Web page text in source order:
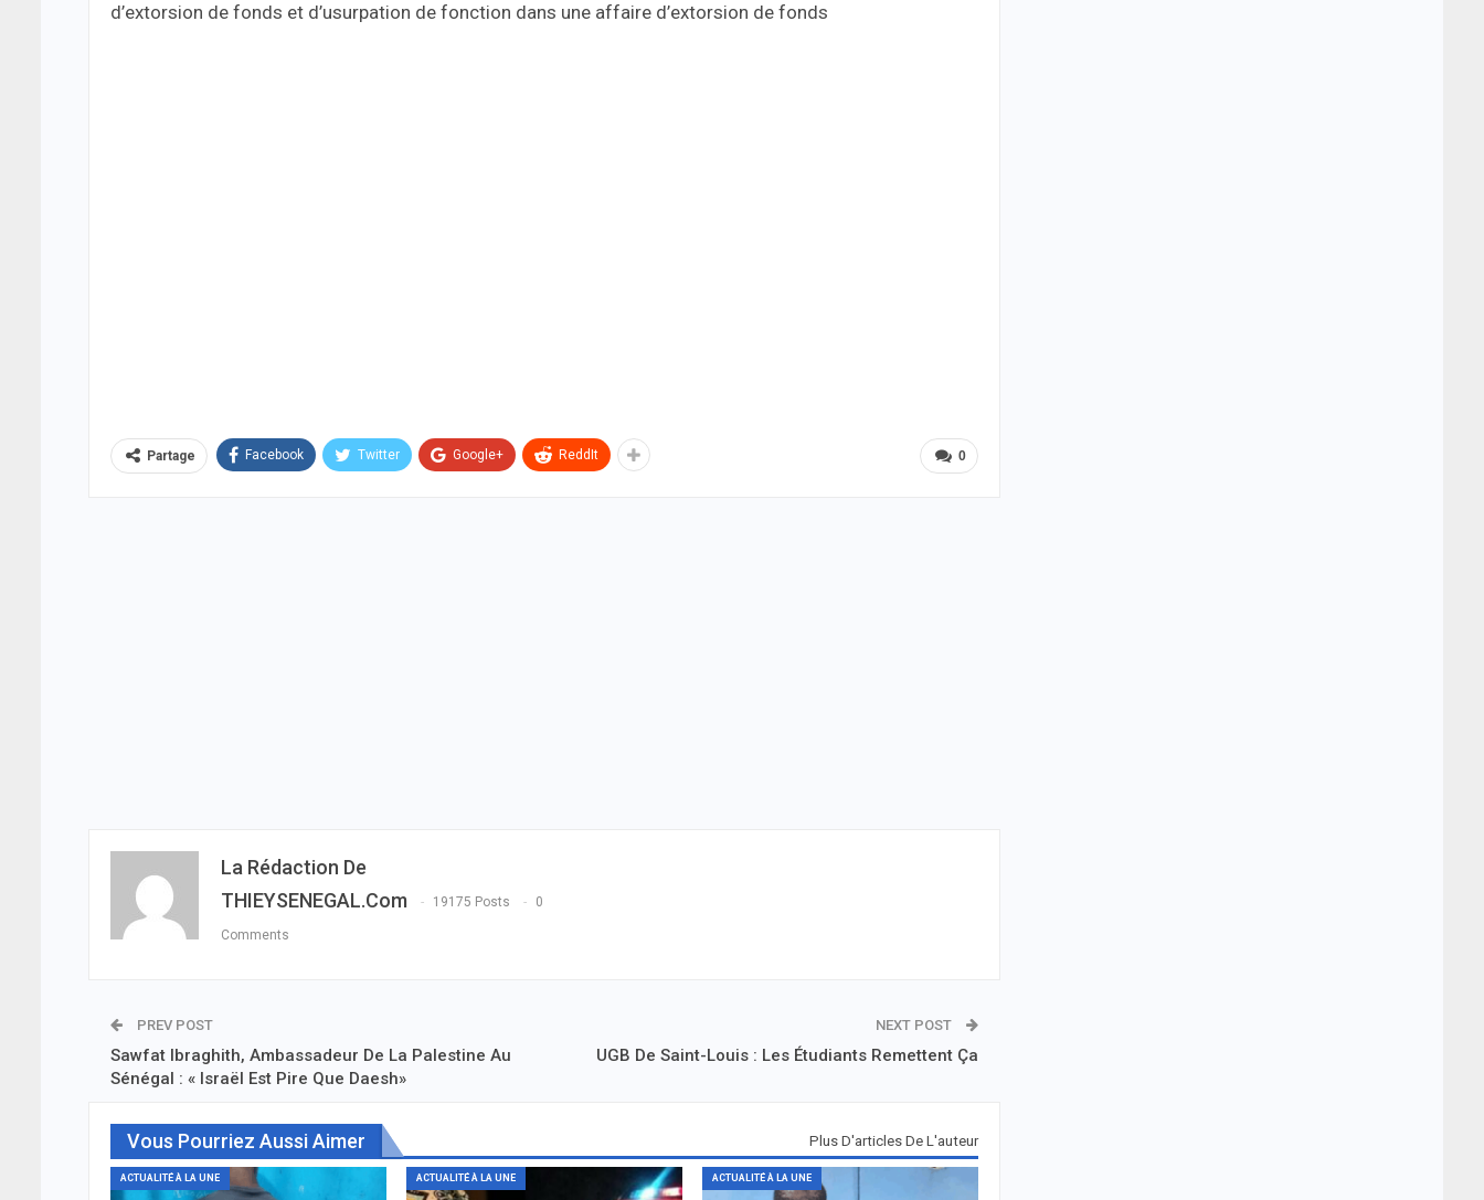
d’extorsion de fonds et d’usurpation de fonction dans une affaire d’extorsion de fonds
0
Partage Facebook Twitter Google+ ReddIt
La Rédaction De
THIEYSENEGAL.com
19175 Posts 0
Comments
PREV POST
Sawfat Ibraghith, Ambassadeur De La Palestine Au
Sénégal : « Israël Est Pire Que Daesh»
NEXT POST
UGB De Saint-Louis : Les Étudiants Remettent Ça
Vous Pourriez Aussi Aimer Plus D'articles De L'auteur
ACTUALITÉ À LA UNE ACTUALITÉ À LA UNE ACTUALITÉ À LA UNE